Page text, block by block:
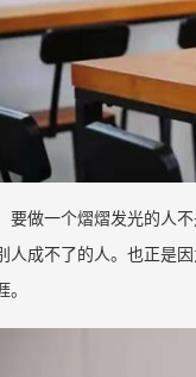
要做一个熠熠发光的人
人成不了的人。也正是
。